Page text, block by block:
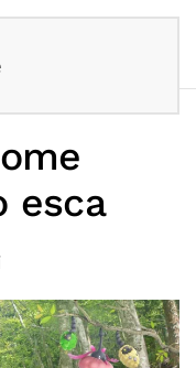
esca